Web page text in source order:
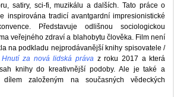
satiry, sci-fi, muzikálu a dalších. Tato práce o
inspirována tradicí avantgardní impresionistické
Představuje odlišnou sociologickou
veřejného zdraví a blahobytu člověka. Film není
na podkladu nejprodávanější knihy spisovatele /
Hnutí za nová lidská právaz roku 2017 a která
knihy do kreativnější podoby. Ale je také a
dílem založeným na současných vědeckých